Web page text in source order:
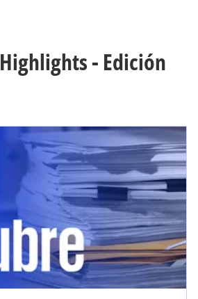
- Edición